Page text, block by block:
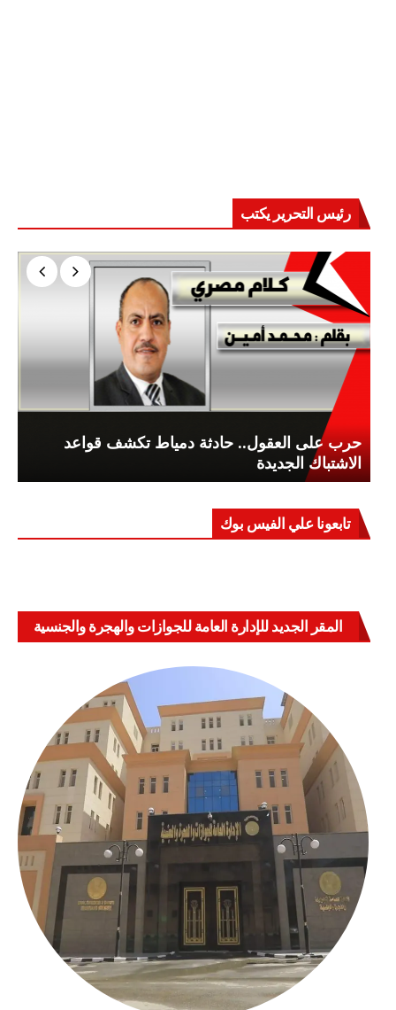
رئيس التحرير يكتب
حرب على العقول.. حادثة دمياط تكشف قواعد
الاشتباك الجديدة
تابعونا علي الفيس بوك
المقر الجديد للإدارة العامة للجوازات والهجرة والجنسية